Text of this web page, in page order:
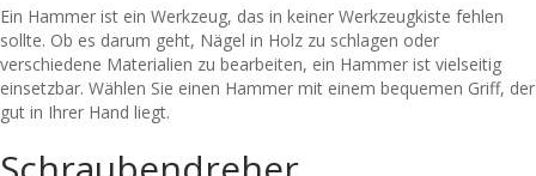
Ein Hammer ist ein Werkzeug, das in keiner Werkzeugkiste fehlen
sollte. Ob es darum geht, Nägel in Holz zu schlagen oder
verschiedene Materialien zu bearbeiten, ein Hammer ist vielseitig
einsetzbar. Wählen Sie einen Hammer mit einem bequemen Griff, der
gut in Ihrer Hand liegt.